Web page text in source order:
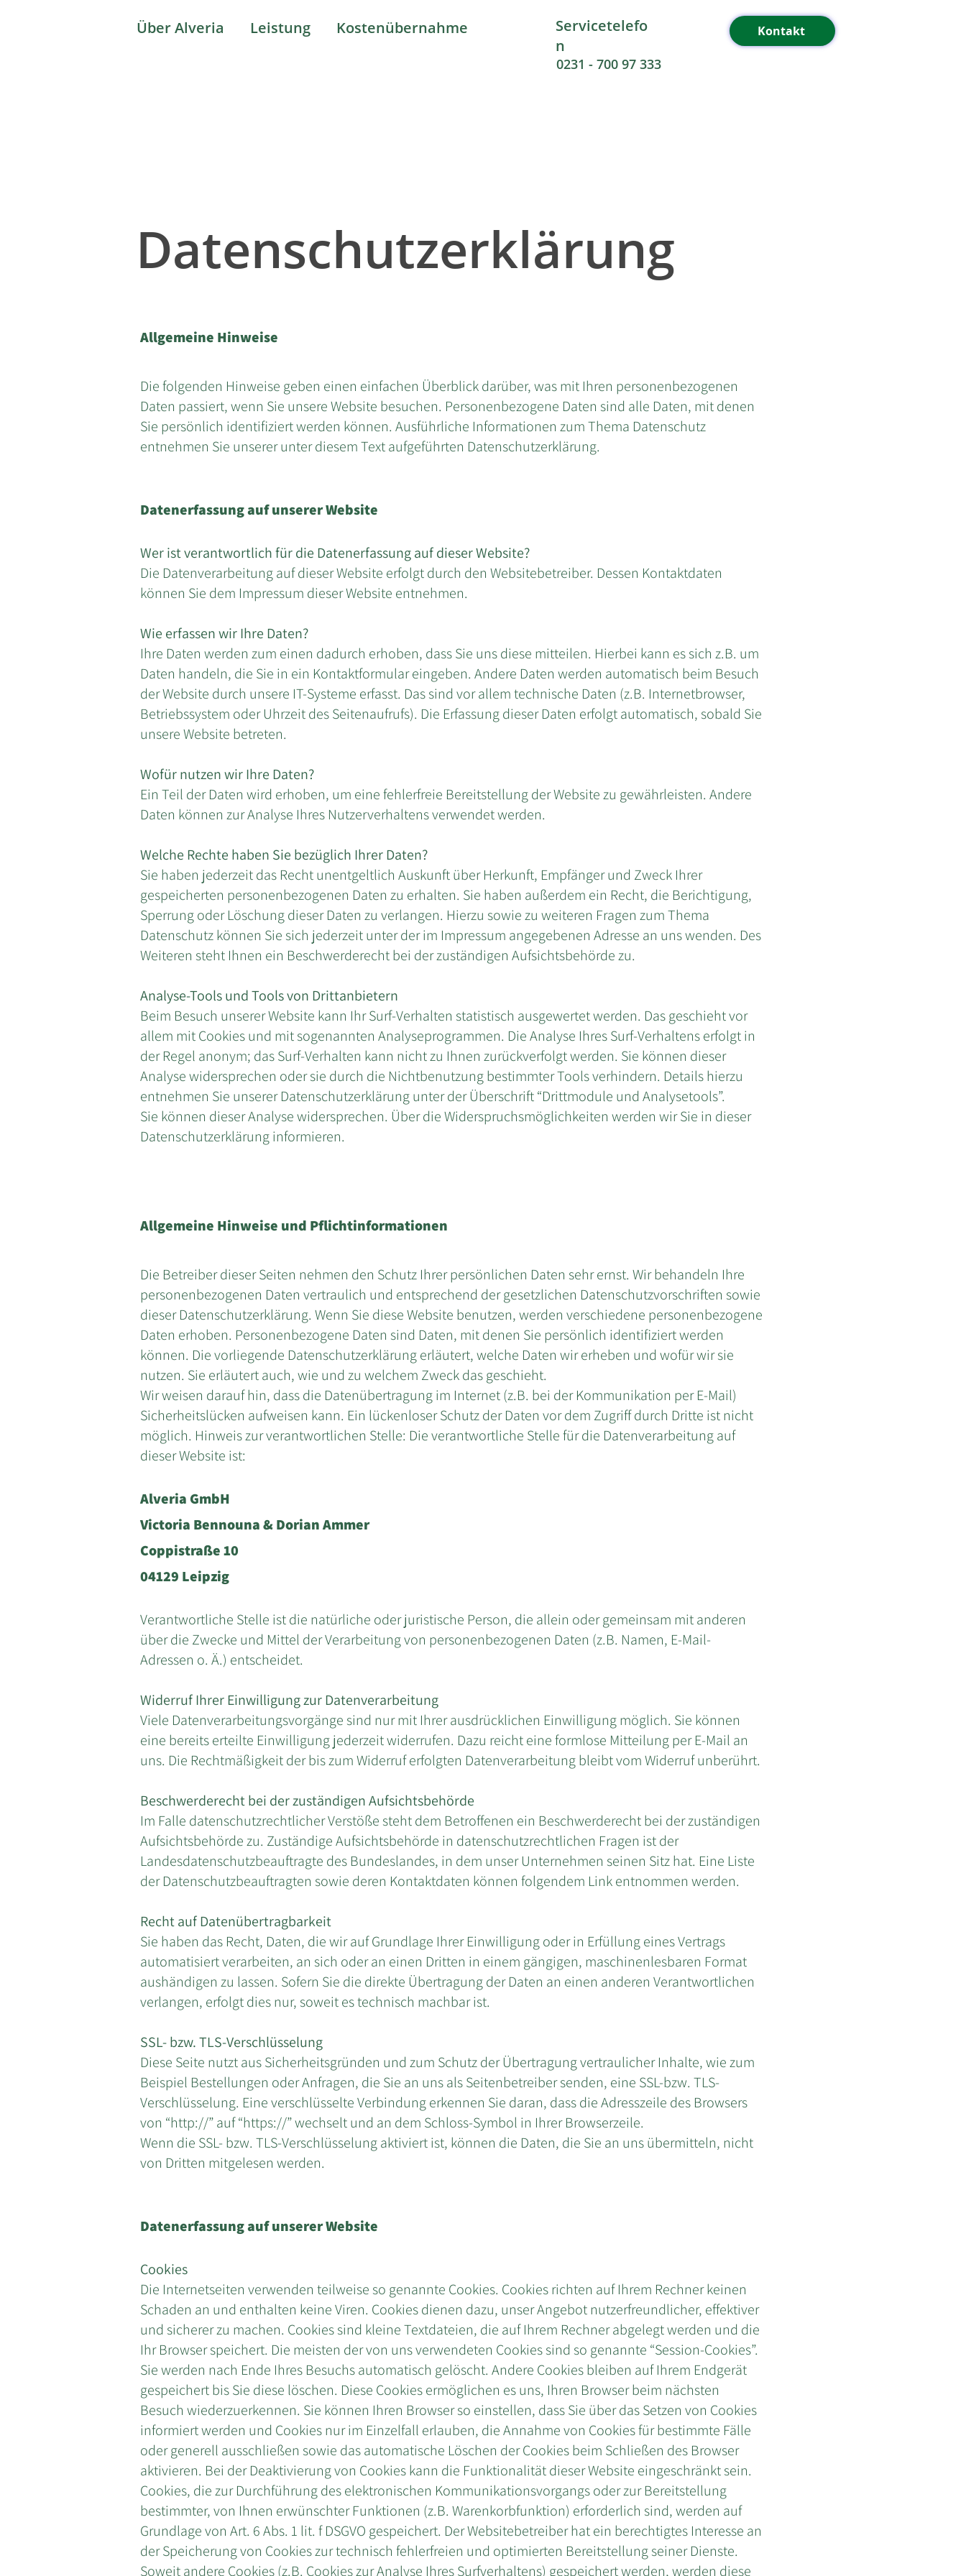
Über Alveria Leistung Kostenübernahme
Servicetelefo
n
0231 - 700 97 333
Kontakt
Datenschutzerklärung
Allgemeine Hinweise
Die folgenden Hinweise geben einen einfachen Überblick darüber, was mit Ihren personenbezogenen
Daten passiert, wenn Sie unsere Website besuchen. Personenbezogene Daten sind alle Daten, mit denen
Sie persönlich identifiziert werden können. Ausführliche Informationen zum Thema Datenschutz
entnehmen Sie unserer unter diesem Text aufgeführten Datenschutzerklärung.
Datenerfassung auf unserer Website
Wer ist verantwortlich für die Datenerfassung auf dieser Website?
Die Datenverarbeitung auf dieser Website erfolgt durch den Websitebetreiber. Dessen Kontaktdaten
können Sie dem Impressum dieser Website entnehmen.
Wie erfassen wir Ihre Daten?
Ihre Daten werden zum einen dadurch erhoben, dass Sie uns diese mitteilen. Hierbei kann es sich z.B. um
Daten handeln, die Sie in ein Kontaktformular eingeben. Andere Daten werden automatisch beim Besuch
der Website durch unsere IT-Systeme erfasst. Das sind vor allem technische Daten (z.B. Internetbrowser,
Betriebssystem oder Uhrzeit des Seitenaufrufs). Die Erfassung dieser Daten erfolgt automatisch, sobald Sie
unsere Website betreten.
Wofür nutzen wir Ihre Daten?
Ein Teil der Daten wird erhoben, um eine fehlerfreie Bereitstellung der Website zu gewährleisten. Andere
Daten können zur Analyse Ihres Nutzerverhaltens verwendet werden.
Welche Rechte haben Sie bezüglich Ihrer Daten?
Sie haben jederzeit das Recht unentgeltlich Auskunft über Herkunft, Empfänger und Zweck Ihrer
gespeicherten personenbezogenen Daten zu erhalten. Sie haben außerdem ein Recht, die Berichtigung,
Sperrung oder Löschung dieser Daten zu verlangen. Hierzu sowie zu weiteren Fragen zum Thema
Datenschutz können Sie sich jederzeit unter der im Impressum angegebenen Adresse an uns wenden. Des
Weiteren steht Ihnen ein Beschwerderecht bei der zuständigen Aufsichtsbehörde zu.
Analyse-Tools und Tools von Drittanbietern
Beim Besuch unserer Website kann Ihr Surf-Verhalten statistisch ausgewertet werden. Das geschieht vor
allem mit Cookies und mit sogenannten Analyseprogrammen. Die Analyse Ihres Surf-Verhaltens erfolgt in
der Regel anonym; das Surf-Verhalten kann nicht zu Ihnen zurückverfolgt werden. Sie können dieser
Analyse widersprechen oder sie durch die Nichtbenutzung bestimmter Tools verhindern. Details hierzu
entnehmen Sie unserer Datenschutzerklärung unter der Überschrift “Drittmodule und Analysetools”.
Sie können dieser Analyse widersprechen. Über die Widerspruchsmöglichkeiten werden wir Sie in dieser
Datenschutzerklärung informieren.
Allgemeine Hinweise und Pflichtinformationen
​Die Betreiber dieser Seiten nehmen den Schutz Ihrer persönlichen Daten sehr ernst. Wir behandeln Ihre
personenbezogenen Daten vertraulich und entsprechend der gesetzlichen Datenschutzvorschriften sowie
dieser Datenschutzerklärung. Wenn Sie diese Website benutzen, werden verschiedene personenbezogene
Daten erhoben. Personenbezogene Daten sind Daten, mit denen Sie persönlich identifiziert werden
können. Die vorliegende Datenschutzerklärung erläutert, welche Daten wir erheben und wofür wir sie
nutzen. Sie erläutert auch, wie und zu welchem Zweck das geschieht.
Wir weisen darauf hin, dass die Datenübertragung im Internet (z.B. bei der Kommunikation per E-Mail)
Sicherheitslücken aufweisen kann. Ein lückenloser Schutz der Daten vor dem Zugriff durch Dritte ist nicht
möglich. Hinweis zur verantwortlichen Stelle: Die verantwortliche Stelle für die Datenverarbeitung auf
dieser Website ist:
Alveria GmbH
Victoria Bennouna & Dorian Ammer
Coppistraße 10
04129 Leipzig
Verantwortliche Stelle ist die natürliche oder juristische Person, die allein oder gemeinsam mit anderen
über die Zwecke und Mittel der Verarbeitung von personenbezogenen Daten (z.B. Namen, E-Mail-
Adressen o. Ä.) entscheidet.
Widerruf Ihrer Einwilligung zur Datenverarbeitung
Viele Datenverarbeitungsvorgänge sind nur mit Ihrer ausdrücklichen Einwilligung möglich. Sie können
eine bereits erteilte Einwilligung jederzeit widerrufen. Dazu reicht eine formlose Mitteilung per E-Mail an
uns. Die Rechtmäßigkeit der bis zum Widerruf erfolgten Datenverarbeitung bleibt vom Widerruf unberührt.
Beschwerderecht bei der zuständigen Aufsichtsbehörde
Im Falle datenschutzrechtlicher Verstöße steht dem Betroffenen ein Beschwerderecht bei der zuständigen
Aufsichtsbehörde zu. Zuständige Aufsichtsbehörde in datenschutzrechtlichen Fragen ist der
Landesdatenschutzbeauftragte des Bundeslandes, in dem unser Unternehmen seinen Sitz hat. Eine Liste
der Datenschutzbeauftragten sowie deren Kontaktdaten können folgendem Link entnommen werden.
Recht auf Datenübertragbarkeit
Sie haben das Recht, Daten, die wir auf Grundlage Ihrer Einwilligung oder in Erfüllung eines Vertrags
automatisiert verarbeiten, an sich oder an einen Dritten in einem gängigen, maschinenlesbaren Format
aushändigen zu lassen. Sofern Sie die direkte Übertragung der Daten an einen anderen Verantwortlichen
verlangen, erfolgt dies nur, soweit es technisch machbar ist.
SSL- bzw. TLS-Verschlüsselung
Diese Seite nutzt aus Sicherheitsgründen und zum Schutz der Übertragung vertraulicher Inhalte, wie zum
Beispiel Bestellungen oder Anfragen, die Sie an uns als Seitenbetreiber senden, eine SSL-bzw. TLS-
Verschlüsselung. Eine verschlüsselte Verbindung erkennen Sie daran, dass die Adresszeile des Browsers
von “http://” auf “https://” wechselt und an dem Schloss-Symbol in Ihrer Browserzeile.
Wenn die SSL- bzw. TLS-Verschlüsselung aktiviert ist, können die Daten, die Sie an uns übermitteln, nicht
von Dritten mitgelesen werden.
Datenerfassung auf unserer Website
Cookies
Die Internetseiten verwenden teilweise so genannte Cookies. Cookies richten auf Ihrem Rechner keinen
Schaden an und enthalten keine Viren. Cookies dienen dazu, unser Angebot nutzerfreundlicher, effektiver
und sicherer zu machen. Cookies sind kleine Textdateien, die auf Ihrem Rechner abgelegt werden und die
Ihr Browser speichert. Die meisten der von uns verwendeten Cookies sind so genannte “Session-Cookies”.
Sie werden nach Ende Ihres Besuchs automatisch gelöscht. Andere Cookies bleiben auf Ihrem Endgerät
gespeichert bis Sie diese löschen. Diese Cookies ermöglichen es uns, Ihren Browser beim nächsten
Besuch wiederzuerkennen. Sie können Ihren Browser so einstellen, dass Sie über das Setzen von Cookies
informiert werden und Cookies nur im Einzelfall erlauben, die Annahme von Cookies für bestimmte Fälle
oder generell ausschließen sowie das automatische Löschen der Cookies beim Schließen des Browser
aktivieren. Bei der Deaktivierung von Cookies kann die Funktionalität dieser Website eingeschränkt sein.
Cookies, die zur Durchführung des elektronischen Kommunikationsvorgangs oder zur Bereitstellung
bestimmter, von Ihnen erwünschter Funktionen (z.B. Warenkorbfunktion) erforderlich sind, werden auf
Grundlage von Art. 6 Abs. 1 lit. f DSGVO gespeichert. Der Websitebetreiber hat ein berechtigtes Interesse an
der Speicherung von Cookies zur technisch fehlerfreien und optimierten Bereitstellung seiner Dienste.
Soweit andere Cookies (z.B. Cookies zur Analyse Ihres Surfverhaltens) gespeichert werden, werden diese